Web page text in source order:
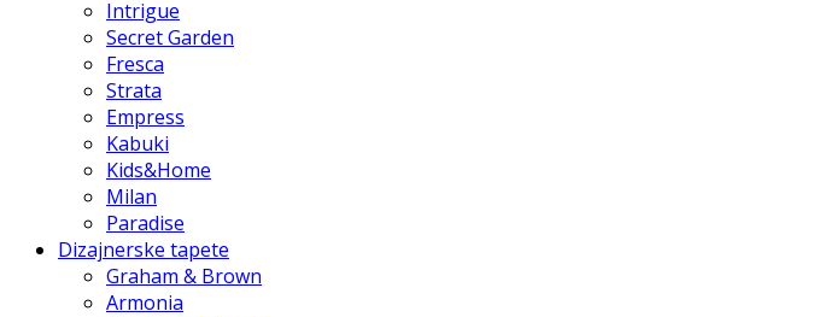
Intrigue
Secret Garden
Fresca
Strata
Empress
Kabuki
Kids&Home
Milan
Paradise
Dizajnerske tapete
Graham & Brown
Armonia